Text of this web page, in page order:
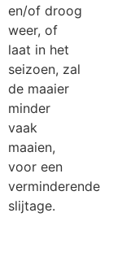
en/of droog
weer, of
laat in het
seizoen, zal
de maaier
minder
vaak
maaien,
voor een
verminderende
slijtage.